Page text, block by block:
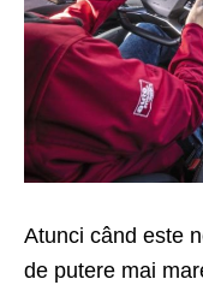
Atunci când este
de putere mai